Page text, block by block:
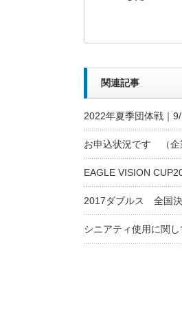
関連記事
2022年夏季団体戦｜
お申込状況です （企
EAGLE VISION
2017ダブルス 全国
シニアティ使用に関し